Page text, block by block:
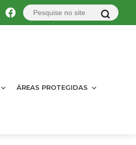
ÁREAS PROTEGIDAS